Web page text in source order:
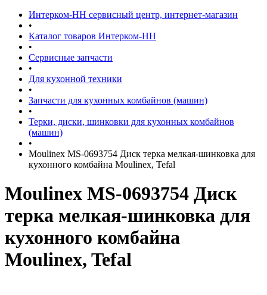
Интерком-НН сервисный центр, интернет-магазин
•
Каталог товаров Интерком-НН
•
Сервисные запчасти
•
Для кухонной техники
•
Запчасти для кухонных комбайнов (машин)
•
Терки, диски, шинковки для кухонных комбайнов
(машин)
•
Moulinex MS-0693754 Диск терка мелкая-шинковка для
кухонного комбайна Moulinex, Tefal
Moulinex MS-0693754 Диск
терка мелкая-шинковка для
кухонного комбайна
Moulinex, Tefal